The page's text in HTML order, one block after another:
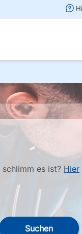
es ist? Hier
Suchen